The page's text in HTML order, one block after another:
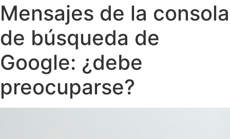
Mensajes de la consola
de búsqueda de
Google: ¿debe
preocuparse?